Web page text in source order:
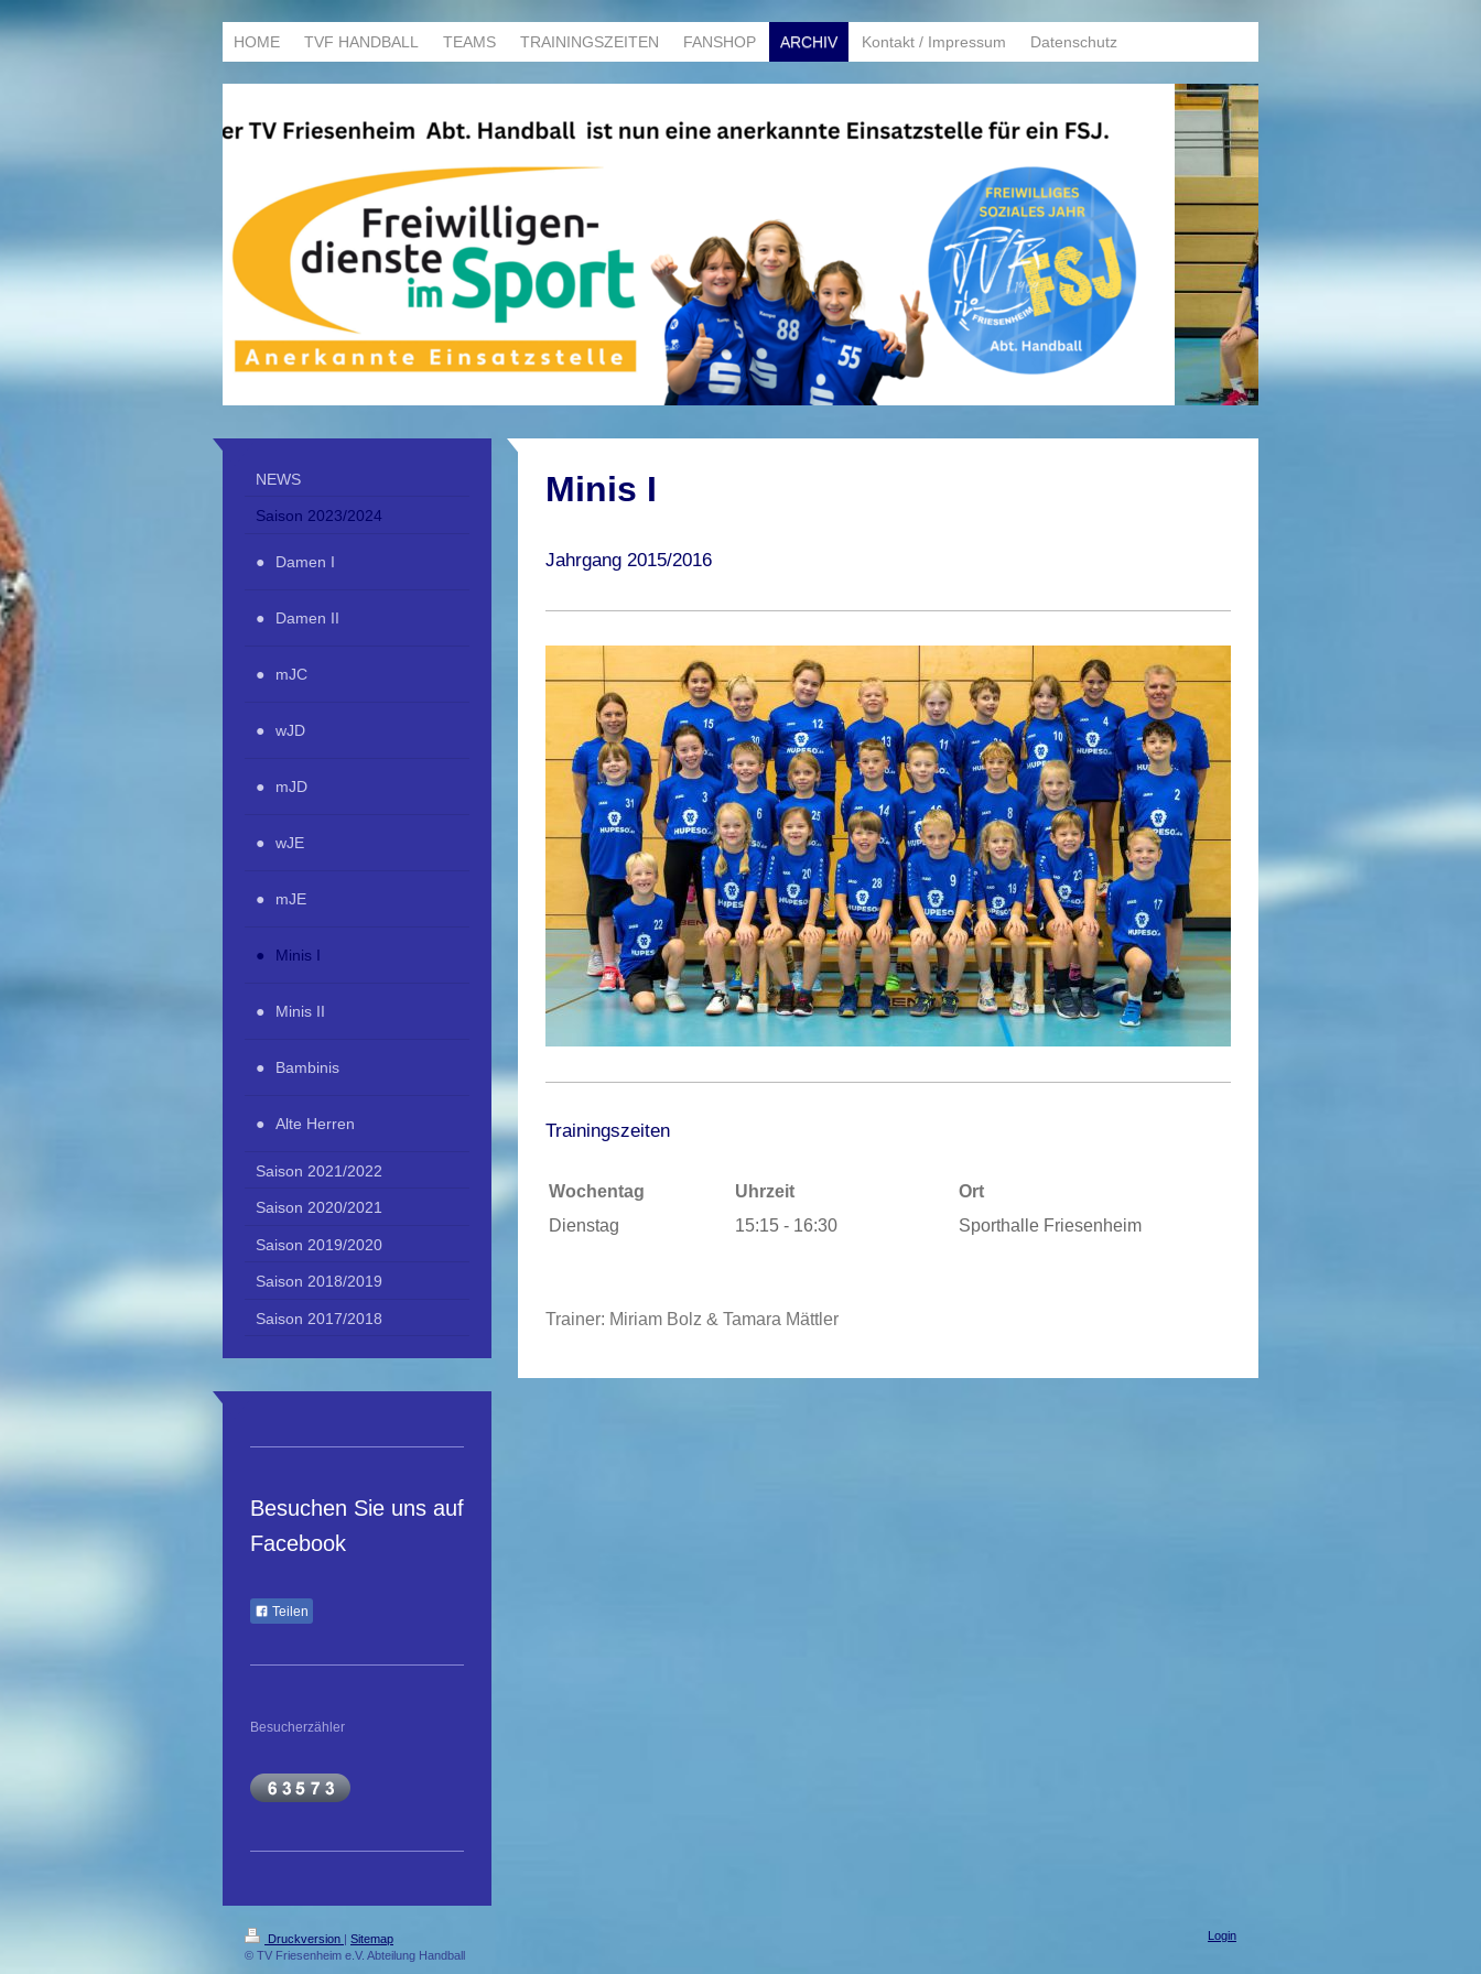
HOME TVF HANDBALL TEAMS TRAININGSZEITEN FANSHOP ARCHIV Kontakt / Impressum Datenschutz
Minis I
Jahrgang 2015/2016
Trainingszeiten
Wochentag Uhrzeit
Ort
Dienstag
15:15 - 16:30 Sporthalle Friesenheim
Trainer: Miriam Bolz & Tamara Mättler
NEWS
Saison 2023/2024
Damen I
Damen II
mJC
wJD
mJD
wJE
mJE
Minis I
Minis II
Bambinis
Alte Herren
Saison 2021/2022
Saison 2020/2021
Saison 2019/2020
Saison 2018/2019
Saison 2017/2018
Besuchen Sie uns auf
Facebook
Teilen
Besucherzähler
Druckversion | Sitemap
© TV Friesenheim e.V. Abteilung Handball
Login